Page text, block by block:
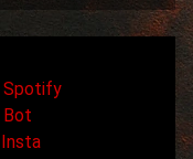
Spotify
Bot
Insta